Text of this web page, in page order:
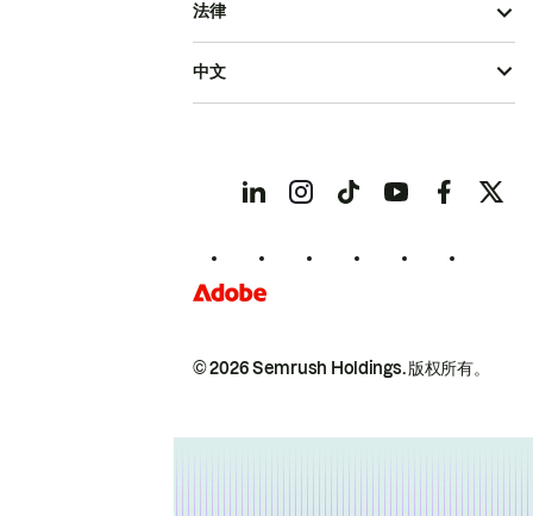
© 2026 Semrush Holdings.版权所有。
法律
中文